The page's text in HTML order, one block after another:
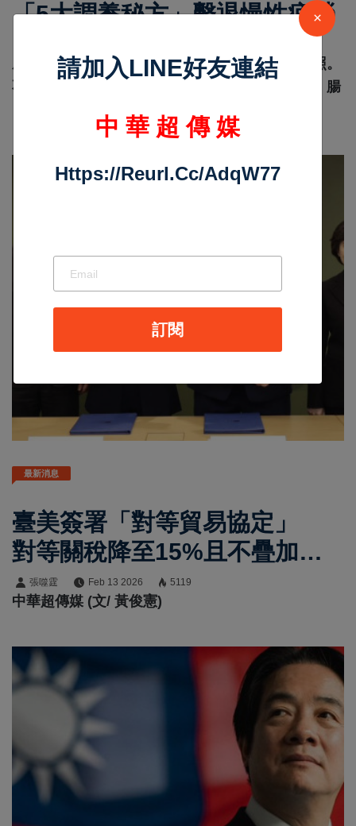
「5大調養秘方」擊退慢性疲勞
農曆年大魚大肉、熬夜打牌，是多數人的共同寫照。
不過熱鬧過後，許多人開始會覺得自己身體沉重、腸
最新消息
臺美簽署「對等貿易協定」
對等關稅降至15%且不疊加
2072項輸美產品獲豁免
張噬霆 Feb 13 2026 5119
中華超傳媒 (文/ 黃俊憲)
×
請加入LINE好友連結
中 華 超 傳 媒
Https://reurl.cc/adqW77
訂閱